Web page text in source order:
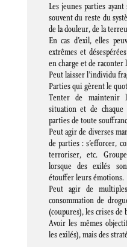
Les jeunes parties
souvent du reste du
de la douleur, de la
En cas d’exil, elles
extrêmes et
en charge et de
Peut laisser l’individu
Parties qui gèrent le
Tenter de maintenir
situation et de
parties de toute
Peut agir de diverses
de parties : s’efforcer,
terroriser, etc.
lorsque des exilés
étouffer leurs émotions.
Peut agir de
consommation de
(coupures), les crises de
Avoir les mêmes
les exilés), mais des